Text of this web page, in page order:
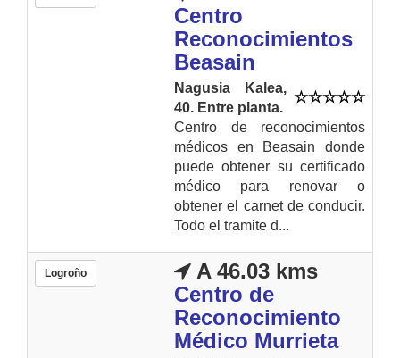
Centro
Reconocimientos
Beasain
Nagusia Kalea,
40. Entre planta.
Centro de reconocimientos
médicos en Beasain donde
puede obtener su certificado
médico para renovar o
obtener el carnet de conducir.
Todo el tramite d...
Logroño
A 46.03 kms
Centro de
Reconocimiento
Médico Murrieta